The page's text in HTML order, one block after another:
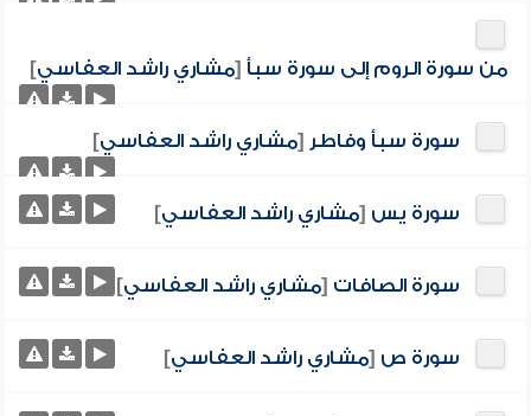
من سورة الروم إلى سورة سبأ [مشاري راشد العفاسي]
سورة سبأ وفاطر [مشاري راشد العفاسي]
سورة يس [مشاري راشد العفاسي]
سورة الصافات [مشاري راشد العفاسي]
سورة ص [مشاري راشد العفاسي]